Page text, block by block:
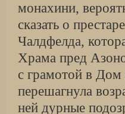
монахини,
сказать о
Чалдфелда,
Храма пред
с грамотой в Дом
перешагнула
ней дурные